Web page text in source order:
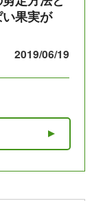
果実が
2019/06/19